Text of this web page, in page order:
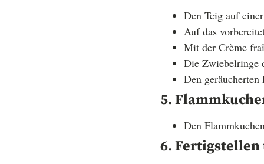
Den Teig auf
Auf das
Mit der Crème
Die Zwiebelringe
Den
5.
Den
6.